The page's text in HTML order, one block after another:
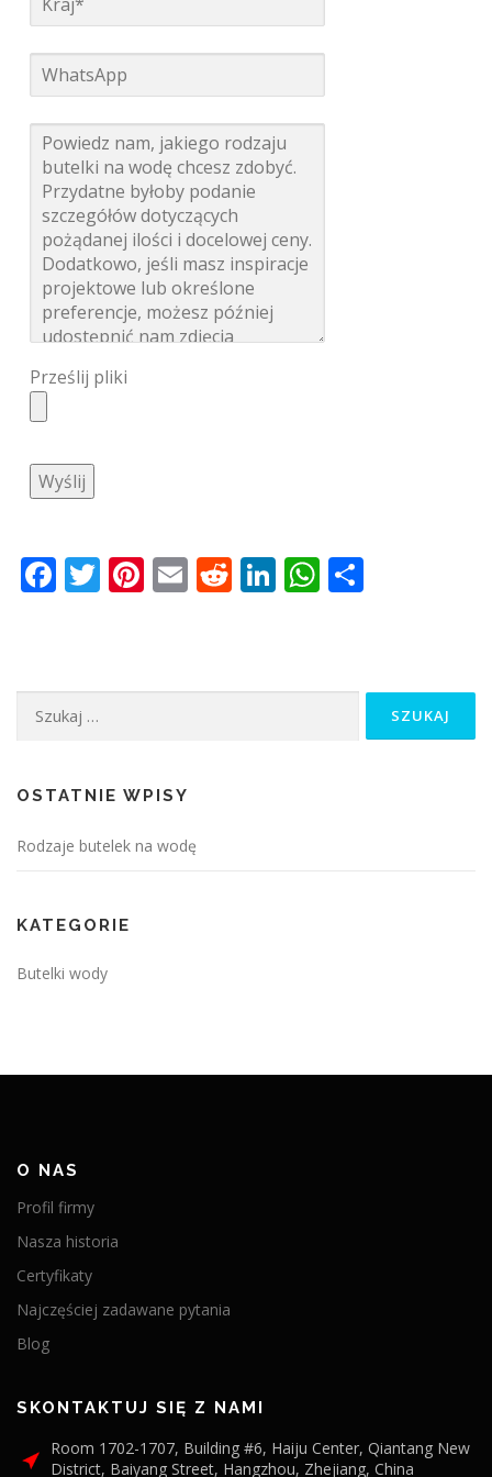
Prześlij pliki
Wyślij
Facebook
Twitter
Pinterest
EmailReddit
LinkedIn
WhatsApp
Szukaj:
OSTATNIE WPISY
Rodzaje butelek na wodę
KATEGORIE
Butelki wody
O NAS
Profil firmy
Nasza historia
Certyfikaty
Najczęściej zadawane pytania
Blog
SKONTAKTUJ SIĘ Z NAMI
Room 1702-1707, Building #6, Haiju Center, Qiantang New
District, Baiyang Street, Hangzhou, Zhejiang, China